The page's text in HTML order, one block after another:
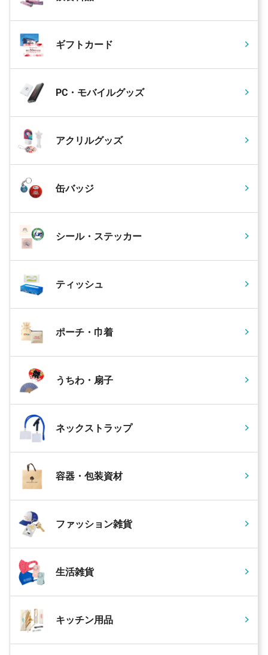
ギフトカード
PC・モバイルグッズ
アクリルグッズ
缶バッジ
シール・ステッカー
ティッシュ
ポーチ・巾着
うちわ・扇子
ネックストラップ
容器・包装資材
ファッション雑貨
生活雑貨
キッチン用品